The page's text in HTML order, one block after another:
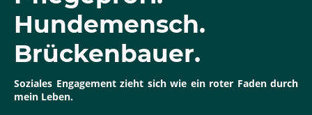
Hundemensch.
Brückenbauer.
Soziales Engagement zieht sich wie ein roter Faden durch
mein Leben.